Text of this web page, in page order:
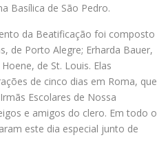
Basílica de São Pedro.
da Beatificação foi composto
de Porto Alegre; Erharda Bauer,
de St. Louis. Elas
de cinco dias em Roma, que
Escolares de Nossa
e amigos do clero. Em todo o
este dia especial junto de